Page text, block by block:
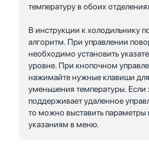
температуру в обоих
В инструкции к холодильнику
алгоритм. При управлении
необходимо установить
уровне. При кнопочном
нажимайте нужные клавиши
уменьшения температуры. Если
поддерживает удаленное
то можно выставить параметры
указаниям в меню.